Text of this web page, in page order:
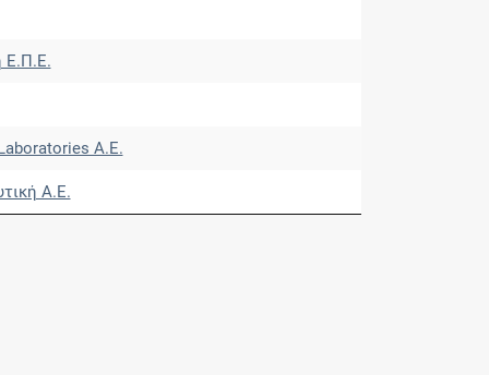
Ε.Π.Ε.
Α.Ε.
Α.Ε.